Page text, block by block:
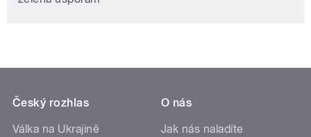
Český rozhlas
Válka na Ukrajině
O nás
Jak nás naladíte